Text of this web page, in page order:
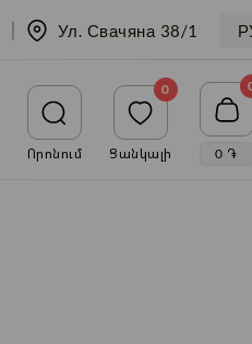
Ул. Свачяна 38/1
Որոնում
0
Ցանկալի 0 ֏